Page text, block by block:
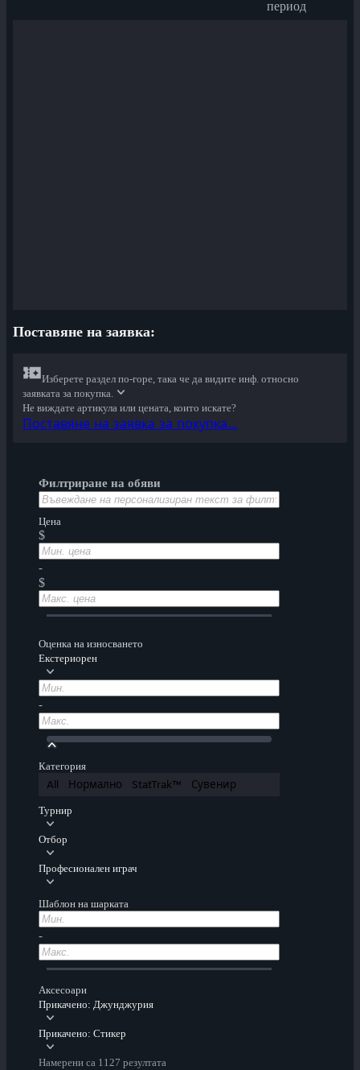
период
Поставяне на заявкa:
Изберете раздел по-горе, така че да видите инф. относно
заявката за покупка.
Не виждате артикула или цената, които искате?
Поставяне на заявка за покупка…
Филтриране на обяви
Цена
$
-
$
Оценка на износването
Екстериорен
-
Категория
All Нормално StatTrak™ Сувенир
Турнир
Отбор
Професионален играч
Шаблон на шарката
-
Аксесоари
Прикачено: Джунджурия
Прикачено: Стикер
Намерени са 1127 резултата